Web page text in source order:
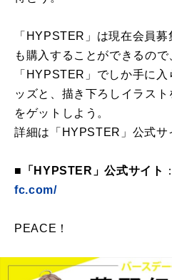
「HYPSTER」は現在会員
も購入することができるので
「HYPSTER」でしか手に
ッズと、描き下ろしイラス
をゲットしよう。
詳細は「HYPSTER」公式サ
■「HYPSTER」公式サイト ：
fc.com/
PEACE！